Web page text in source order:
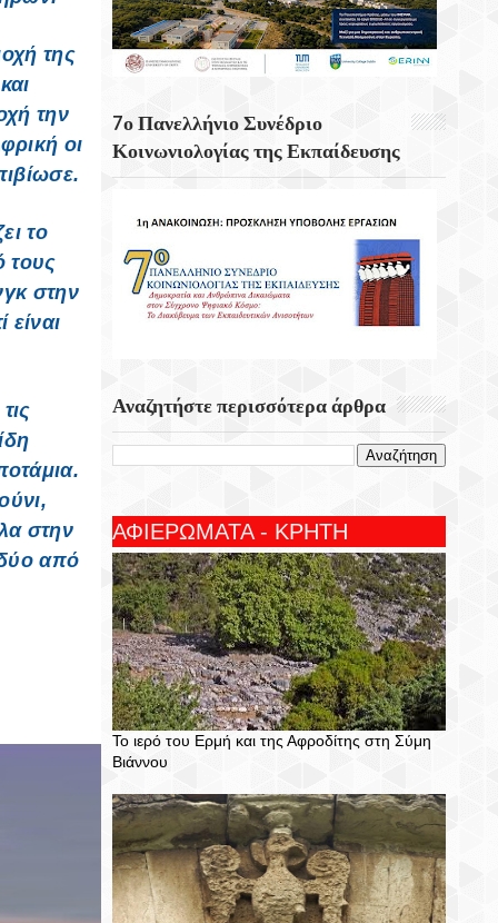
της
την
οι
το
τους
στην
στην
από
T
E
E
T
S
A
R
E
P
N
I
T
C
M
M
E
Αιτήσεων Στην ΕΕΤΑΑ Για Voucher Για
ΚΔΑΠ, ΚΔΑΠ ΑμεΑ Και Βρεφονηπιακούς-
Παιδικούς Σταθμούς
Κενά Στο Ρυθμιστικό Πλαίσιο Των
Καλλυντικών Για Τα Χείλη Εντοπίζουν
Ερευνητές
Πραγματοποιήτε Το Σαμποτάζ Της
Δαμάστας
7ο Πανελλήνιο Συνέδριο
Κοινωνιολογίας της Εκπαίδευσης
Αναζητήστε περισσότερα άρθρα
ΑΦΙΕΡΩΜΑΤΑ - ΚΡΗΤΗ
Το ιερό του Ερμή και της Αφροδίτης στη Σύμη
Βιάννου